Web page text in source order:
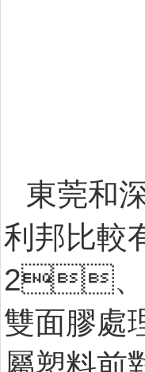
東莞和
利邦比較
2、
雙面膠處
屬塑料前